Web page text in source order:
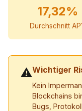
17,32%
Durchschnitt
⚠Wichtiger
Kein
Blockchains
Bugs,